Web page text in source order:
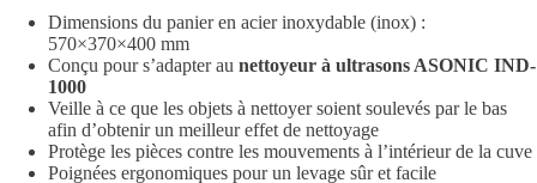
Dimensions du panier en acier inoxydable (inox) :
570×370×400 mm
Conçu pour s’adapter au nettoyeur à ultrasons ASONIC IND-
1000
Veille à ce que les objets à nettoyer soient soulevés par le bas
afin d’obtenir un meilleur effet de nettoyage
Protège les pièces contre les mouvements à l’intérieur de la cuve
Poignées ergonomiques pour un levage sûr et facile